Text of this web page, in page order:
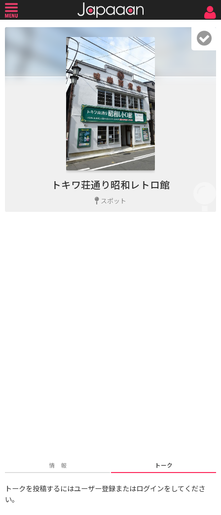
トキワ荘通り昭和レトロ館
スポット
情 報 トーク
トークを投稿するにはユーザー登録またはログインをしてくださ
い。